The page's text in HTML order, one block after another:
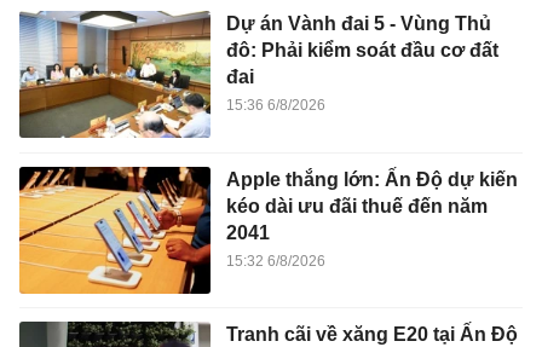
Dự án Vành đai 5 - Vùng Thủ
đô: Phải kiểm soát đầu cơ đất
đai
15:36 6/8/2026
Apple thắng lớn: Ấn Độ dự kiến
kéo dài ưu đãi thuế đến năm
2041
15:32 6/8/2026
Tranh cãi về xăng E20 tại Ấn Độ